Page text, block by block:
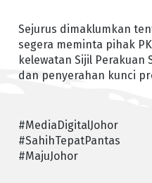
Sejurus dimaklumkan
segera meminta pihak
kelewatan Sijil Perakuan
dan penyerahan kunci
#MediaDigitalJohor
#SahihTepatPantas
#MajuJohor